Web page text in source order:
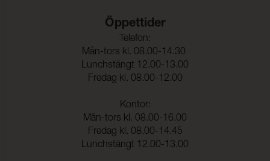
4
ISO 105-D01
5
Öppettider
Telefon:
Mån-tors kl. 08.00-14.30
Lunchstängt 12.00-13.00
Fredag kl. 08.00-12.00
Kontor:
Mån-tors kl. 08.00-16.00
Fredag kl. 08.00-14.45
Lunchstängt 12.00-13.00